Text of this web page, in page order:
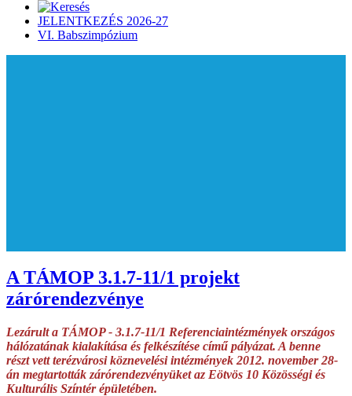
JELENTKEZÉS 2026-27
VI. Babszimpózium
A TÁMOP 3.1.7-11/1 projekt
zárórendezvénye
Lezárult a TÁMOP - 3.1.7-11/1 Referenciaintézmények országos
hálózatának kialakítása és felkészítése című pályázat. A benne
részt vett terézvárosi köznevelési intézmények 2012. november 28-
án megtartották zárórendezvényüket az Eötvös 10 Közösségi és
Kulturális Színtér épületében.